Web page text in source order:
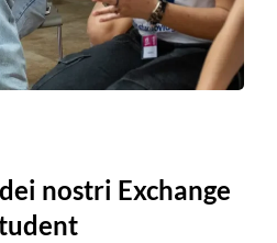
nostri Exchange